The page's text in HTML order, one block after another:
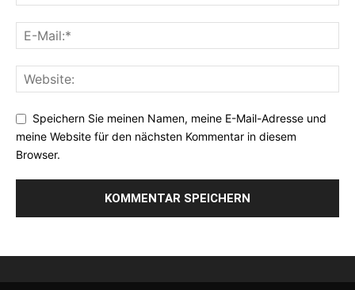
Speichern Sie meinen Namen, meine E-Mail-Adresse und
meine Website für den nächsten Kommentar in diesem
Browser.